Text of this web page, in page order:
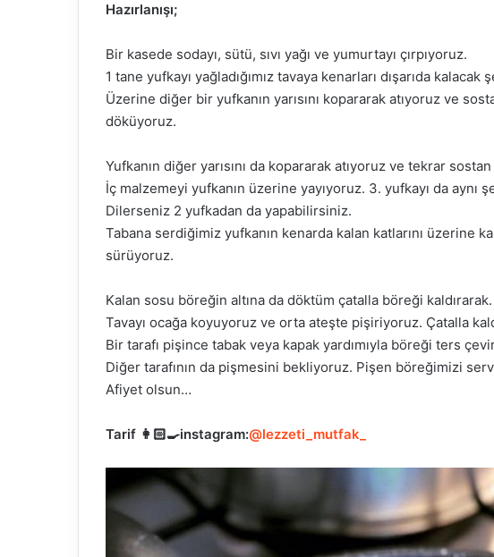
Hazırlanışı;
Bir kasede sodayı, sütü, sıvı yağı ve yumurtayı çırpıyoruz.
1 tane yufkayı yağladığımız tavaya kenarları dışarıda
Üzerine diğer bir yufkanın yarısını kopararak atıyoruz ve
döküyoruz.
Yufkanın diğer yarısını da kopararak atıyoruz ve tekrar
İç malzemeyi yufkanın üzerine yayıyoruz. 3. yufkayı da aynı
Dilerseniz 2 yufkadan da yapabilirsiniz.
Tabana serdiğimiz yufkanın kenarda kalan katlarını üzerine
sürüyoruz.
Kalan sosu böreğin altına da döktüm çatalla böreği kaldırarak.
Tavayı ocağa koyuyoruz ve orta ateşte pişiriyoruz. Çatalla
Bir tarafı pişince tabak veya kapak yardımıyla böreği ters
Diğer tarafının da pişmesini bekliyoruz. Pişen böreğimizi
Afiyet olsun…
Tarif 👩🏻‍🍳instagram:@lezzeti_mutfak_